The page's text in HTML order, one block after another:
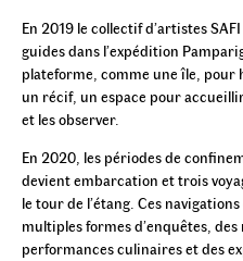
En 2019 le collectif d’artistes
guides dans l’expédition
plateforme, comme une île, pour
un récif, un espace pour
et les observer.
En 2020, les périodes de
devient embarcation et trois
le tour de l’étang. Ces
multiples formes d’enquêtes,
performances culinaires et des